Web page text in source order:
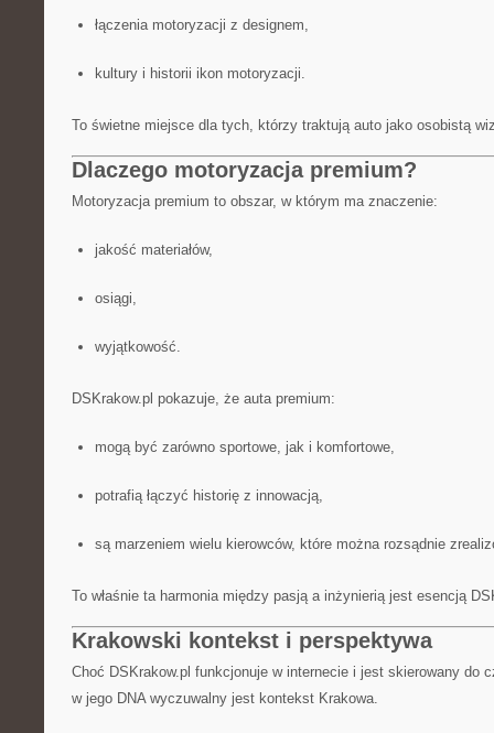
łączenia motoryzacji z designem,
kultury i historii ikon motoryzacji.
To świetne miejsce dla tych, którzy traktują auto jako osobistą
Dlaczego motoryzacja premium?
Motoryzacja premium to obszar, w którym ma znaczenie:
jakość materiałów,
osiągi,
wyjątkowość.
DSKrakow.pl pokazuje, że auta premium:
mogą być zarówno sportowe, jak i komfortowe,
potrafią łączyć historię z innowacją,
są marzeniem wielu kierowców, które można rozsądnie
To właśnie ta harmonia między pasją a inżynierią jest esencją
Krakowski kontekst i perspektywa
Choć DSKrakow.pl funkcjonuje w internecie i jest skierowany do
w jego DNA wyczuwalny jest kontekst Krakowa.